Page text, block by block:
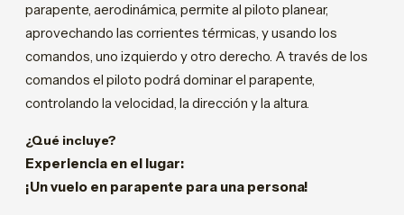
parapente, aerodinámica, permite al piloto planear,
aprovechando las corrientes térmicas, y usando los
comandos, uno izquierdo y otro derecho. A través de los
comandos el piloto podrá dominar el parapente,
controlando la velocidad, la dirección y la altura.
¿Qué incluye?
Experiencia en el lugar:
¡Un vuelo en parapente para una persona!